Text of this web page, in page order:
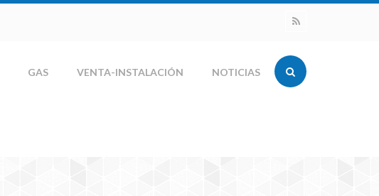
GAS VENTA-INSTALACIÓN NOTICIAS